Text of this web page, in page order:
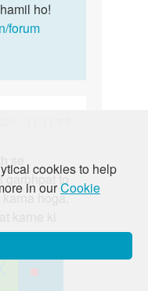
cookies to help
in ourCookie
ho!
forum
se
garbhpat to
hoga.
se
me